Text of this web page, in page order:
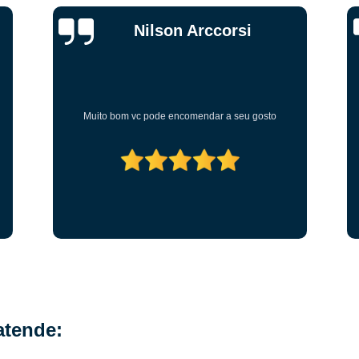
Grelha Articulada para Piso
Grelha Articulada
para Piscina de Plástico
Grelha para Piscina Plastico
Grelha Flexível Piscina
Grelha Flexível
Grelha Plástica Colorida
Heitor Moretti
Bem organizado, empresa sustentável